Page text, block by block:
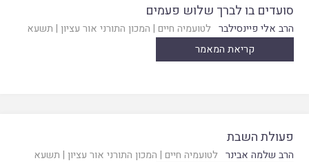
סועדים בו לברך שלוש פעמים
הרב אלי פיינסילבר לטועמיה חיים | המכון התורני אור עציון | תשעא
קריאת המאמר
פעולת השבת
הרב שלמה אבינר לטועמיה חיים | המכון התורני אור עציון | תשעא